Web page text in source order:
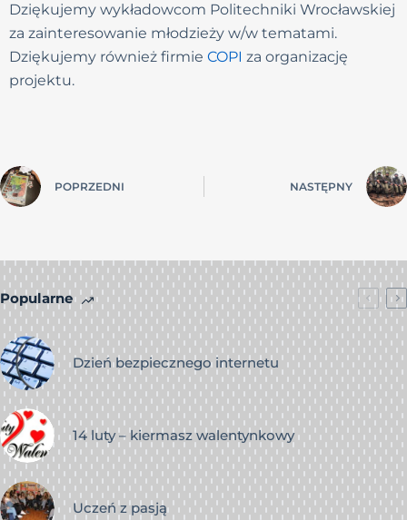
Dziękujemy wykładowcom Politechniki Wrocławskiej
za zainteresowanie młodzieży w/w tematami.
Dziękujemy również firmie COPI za organizację
projektu.
POPRZEDNI NASTĘPNY
Popularne
Dzień bezpiecznego internetu
14 luty – kiermasz walentynkowy
Uczeń z pasją